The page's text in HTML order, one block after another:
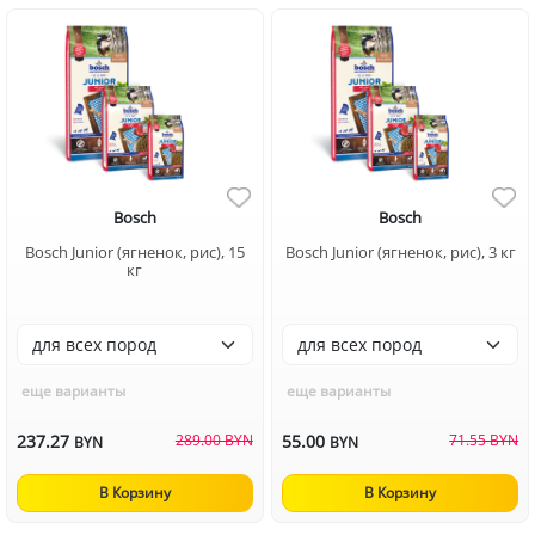
Bosch
Bosch Junior (ягненок, рис), 15
кг
еще варианты
237.27 BYN 289.00 BYN
В Корзину
Bosch
Bosch Junior (ягненок, рис), 3 кг
еще варианты
55.00 BYN 71.55 BYN
В Корзину